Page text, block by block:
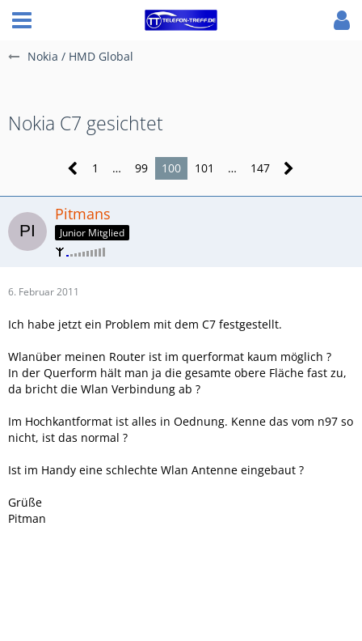
Nokia / HMD Global
Nokia C7 gesichtet
1 … 99 100 101 … 147
Pitmans
Junior Mitglied
6. Februar 2011
Ich habe jetzt ein Problem mit dem C7 festgestellt.
Wlanüber meinen Router ist im querformat kaum möglich ?
In der Querform hält man ja die gesamte obere Fläche fast zu,
da bricht die Wlan Verbindung ab ?
Im Hochkantformat ist alles in Oednung. Kenne das vom n97 so
nicht, ist das normal ?
Ist im Handy eine schlechte Wlan Antenne eingebaut ?
Grüße
Pitman